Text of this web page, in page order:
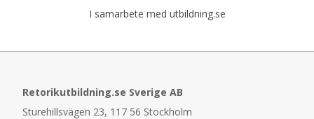
I samarbete med utbildning.se
Retorikutbildning.se Sverige AB
Sturehillsvägen 23, 117 56 Stockholm